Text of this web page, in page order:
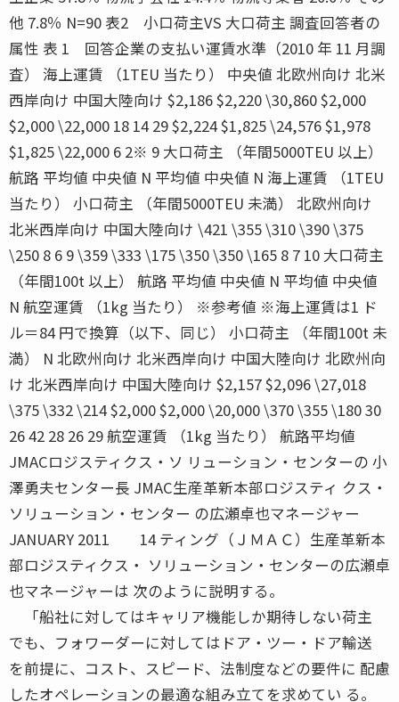
他 7.8％ N=90 表2 小口荷主VS 大口荷主 調査回答者の
属性 表 1 回答企業の支払い運賃水準（2010 年 11 月調
査） 海上運賃 （1TEU 当たり） 中央値 北欧州向け 北米
西岸向け 中国大陸向け $2,186 $2,220 \30,860 $2,000
$2,000 \22,000 18 14 29 $2,224 $1,825 \24,576 $1,978
$1,825 \22,000 6 2※ 9 大口荷主 （年間5000TEU 以上）
航路 平均値 中央値 N 平均値 中央値 N 海上運賃 （1TEU
当たり） 小口荷主 （年間5000TEU 未満） 北欧州向け
北米西岸向け 中国大陸向け \421 \355 \310 \390 \375
\250 8 6 9 \359 \333 \175 \350 \350 \165 8 7 10 大口荷主
（年間100t 以上） 航路 平均値 中央値 N 平均値 中央値
N 航空運賃 （1kg 当たり） ※参考値 ※海上運賃は1 ド
ル＝84 円で換算（以下、同じ） 小口荷主 （年間100t 未
満） N 北欧州向け 北米西岸向け 中国大陸向け 北欧州向
け 北米西岸向け 中国大陸向け $2,157 $2,096 \27,018
\375 \332 \214 $2,000 $2,000 \20,000 \370 \355 \180 30
26 42 28 26 29 航空運賃 （1kg 当たり） 航路平均値
JMACロジスティクス・ソ リューション・センターの 小
澤勇夫センター長 JMAC生産革新本部ロジスティ クス・
ソリューション・センター の広瀬卓也マネージャー
JANUARY 2011 14 ティング（ＪＭＡＣ）生産革新本
部ロジスティクス・ ソリューション・センターの広瀬卓
也マネージャーは 次のように説明する。
「船社に対してはキャリア機能しか期待しない荷主
でも、フォワーダーに対してはドア・ツー・ドア輸送
を前提に、コスト、スピード、法制度などの要件に 配慮
したオペレーションの最適な組み立てを求めてい る。